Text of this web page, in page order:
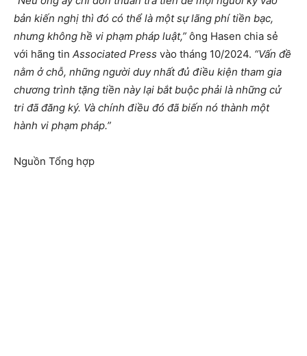
bản kiến nghị thì đó có thể là một sự lãng phí tiền bạc,
nhưng không hề vi phạm pháp luật,” ông Hasen chia sẻ
với hãng tin Associated Press vào tháng 10/2024. “Vấn đề
nằm ở chỗ, những người duy nhất đủ điều kiện tham gia
chương trình tặng tiền này lại bắt buộc phải là những cử
tri đã đăng ký. Và chính điều đó đã biến nó thành một
hành vi phạm pháp.”
Nguồn Tổng hợp